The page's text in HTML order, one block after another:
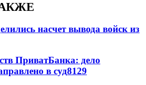
насчет вывода войск из
ПриватБанка: дело
в суд8129